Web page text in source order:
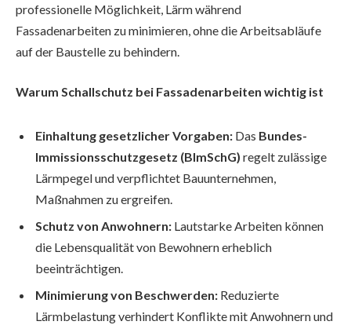
professionelle Möglichkeit, Lärm während
Fassadenarbeiten zu minimieren, ohne die Arbeitsabläufe
auf der Baustelle zu behindern.
Warum Schallschutz bei Fassadenarbeiten wichtig ist
Einhaltung gesetzlicher Vorgaben: Das Bundes-
Immissionsschutzgesetz (BImSchG) regelt zulässige
Lärmpegel und verpflichtet Bauunternehmen,
Maßnahmen zu ergreifen.
Schutz von Anwohnern: Lautstarke Arbeiten können
die Lebensqualität von Bewohnern erheblich
beeinträchtigen.
Minimierung von Beschwerden: Reduzierte
Lärmbelastung verhindert Konflikte mit Anwohnern und